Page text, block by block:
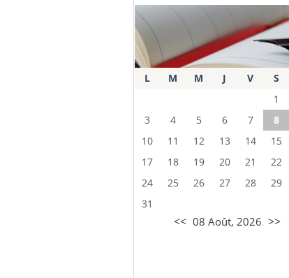
L M M J V S
1
3
4 5 6 7 8
10
11 12 13 14 15
17
18 19 20 21 22
24
25 26 27 28 29
31
<< 08 Août, 2026 >>